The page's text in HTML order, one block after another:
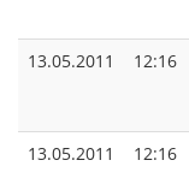
13.05.2011
12:16
13.05.2011
12:16